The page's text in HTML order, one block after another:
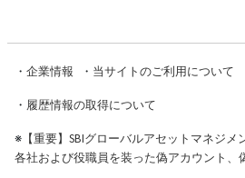
・ 企業情報 ・ 当サイトのご利用について
・ 履歴情報の取得について
※【重要】SBIグローバルアセットマネジメ
各社および役職員を装った偽アカウント、